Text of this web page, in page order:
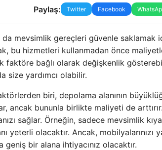
Paylaş: Twitter Facebook
da mevsimlik gereçleri güvenle saklamak
bu hizmetleri kullanmadan önce
faktöre bağlı olarak değişkenlik
size yardımcı olabilir.
biri, depolama alanının
ancak bununla birlikte maliyeti de
sağlar. Örneğin, sadece mevsimlik
yeterli olacaktır. Ancak, mobilyalarınızı
geniş bir alana ihtiyacınız olacaktır.